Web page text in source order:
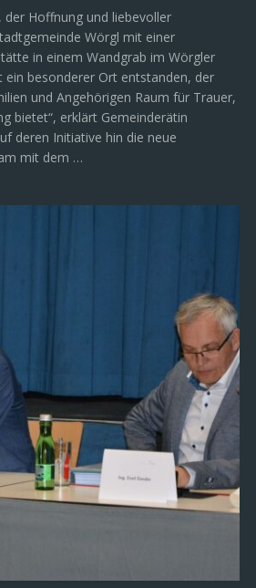
der Hoffnung und liebevoller
Wörgl mit einer
in einem Wandgrab im Wörgler
ein besonderer Ort entstanden, der
und Angehörigen Raum für Trauer,
bietet“, erklärt Gemeinderätin
deren Initiative hin die neue
mit dem …